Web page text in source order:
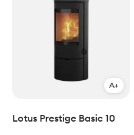
A+
Lotus Prestige Basic 10